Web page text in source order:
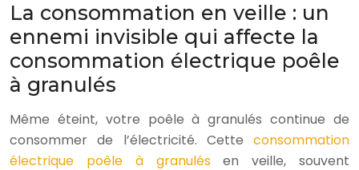
La consommation en veille : un
ennemi invisible qui affecte la
consommation électrique poêle
à granulés
Même éteint, votre poêle à granulés continue de
consommer de l’électricité. Cette consommation
électrique poêle à granulésen veille, souvent